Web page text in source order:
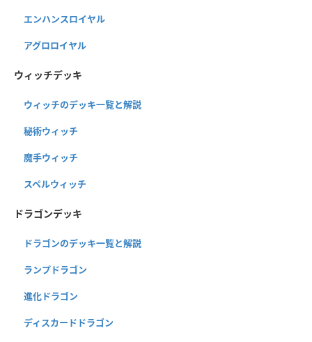
エンハンスロイヤル
アグロロイヤル
ウィッチデッキ
ウィッチのデッキ一覧と解説
秘術ウィッチ
魔手ウィッチ
スペルウィッチ
ドラゴンデッキ
ドラゴンのデッキ一覧と解説
ランプドラゴン
進化ドラゴン
ディスカードドラゴン